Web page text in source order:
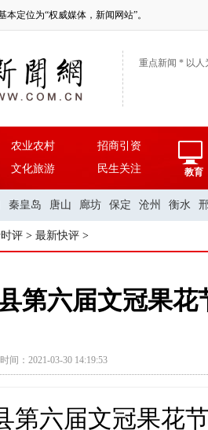
定位为“权威媒体，新闻网站”。
重点新闻 * 以人
农业农村
招商引资
文化旅游 民生关注 教育
秦皇岛 唐山 廊坊 保定 沧州 衡水
评 > 最新快评 >
第六届文冠果
时间：2021-03-30 14:19:53
第六届文冠果花